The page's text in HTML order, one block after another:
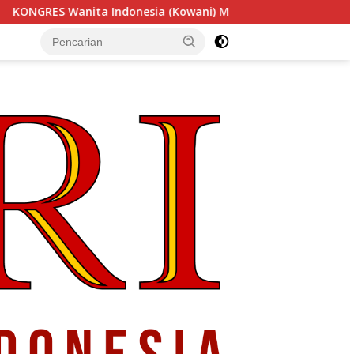
(Kowani) Memperkuat Gerakan ‘Tempe Indonesia Goes to